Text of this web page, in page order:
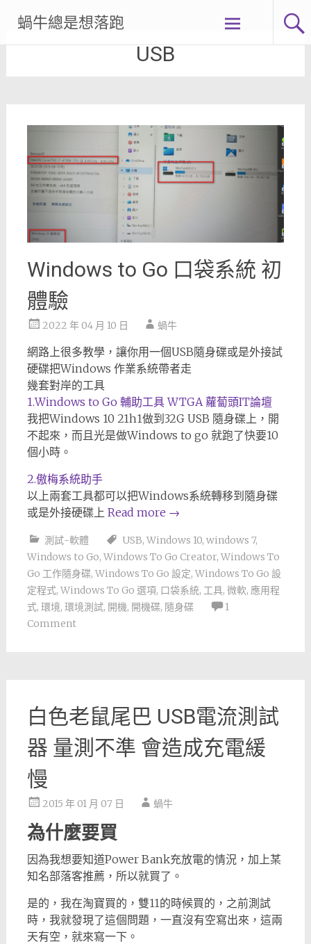
content
蝸牛總是想落跑
USB
Windows to Go 口袋系統 初
體驗
2022 年 04 月 10 日 蝸牛
網路上很多教學，讓你用一個USB隨身碟或是外接試
硬碟把Windows 作業系統帶者走
幾套對岸的工具
1.Windows to Go 輔助工具 WTGA 蘿蔔頭IT論壇
我把Windows 10 21h1做到32G USB 隨身碟上，開
不起來，而且光是做Windows to go 就跑了快要10
個小時。
2.傲梅系統助手
以上兩套工具都可以把Windows系統轉移到隨身碟
或是外接硬碟上 Read more →
測試-軟體 USB, Windows 10, windows 7,
Windows to Go, Windows To Go Creator, Windows To
Go 工作隨身碟, Windows To Go 設定, Windows To Go 設
定程式, Windows To Go 選項, 口袋系統, 工具, 微軟, 應用程
式, 環境, 環境測試, 開機, 開機碟, 隨身碟
1
Comment
白色老鼠尾巴 USB電流測試
器 量測不準 會造成充電緩
慢
2015 年 01 月 07 日 蝸牛
為什麼要買
因為我想要知道Power Bank充放電的情況，加上某
知名部落客推薦，所以就買了。
是的，我在淘寶買的，雙11的時候買的，之前測試
時，我就發現了這個問題，一直沒有空寫出來，這兩
天有空，就來寫一下。